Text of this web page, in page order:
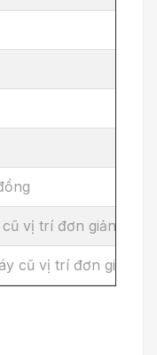
vị trí đơn giản
cũ vị trí đơn giản